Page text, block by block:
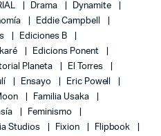
Drama
Dynamite
Eddie Campbell
Ediciones B
Edicions Ponent
Planeta
El Torres
Ensayo
Eric Powell
Familia Usaka
Feminismo
Studios Fixion
Flipbook